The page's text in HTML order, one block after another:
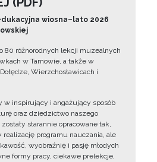
wiosna–lato 2026
80 różnorodnych lekcji muzealnych
w Tarnowie, a także w
Wierzchosławicach i
w inspirujący i angażujący sposób
oraz dziedzictwo naszego
starannie opracowane tak,
realizację programu nauczania, ale
wyobraźnię i pasję młodych
formy pracy, ciekawe prelekcje,